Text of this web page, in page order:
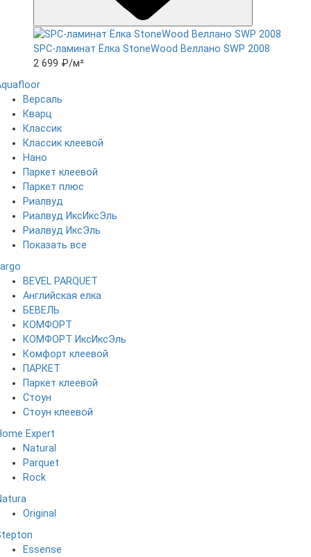
SPC-ламинат Ëлка StoneWood Веллано SWP 2008
2 699 ₽/м²
Версаль
Кварц
Классик
Классик клеевой
Нано
Паркет клеевой
Паркет плюс
Риалвуд
Риалвуд ИксИксЭль
Риалвуд ИксЭль
Показать все
BEVEL PARQUET
Английская елка
БЕВЕЛЬ
КОМФОРТ
КОМФОРТ ИксИксЭль
Комфорт клеевой
ПАРКЕТ
Паркет клеевой
Стоун
Стоун клеевой
Expert
Natural
Parquet
Rock
Original
Essense